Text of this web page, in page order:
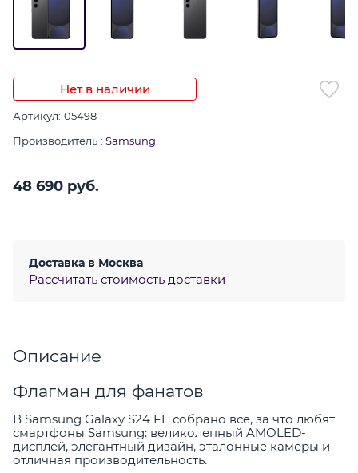
Нет в наличии
Артикул: 05498
Производитель : Samsung
48 690 руб.
Доставка в Москва
Рассчитать стоимость доставки
Описание
Флагман для фанатов
В Samsung Galaxy S24 FE собрано всё, за что любят
смартфоны Samsung: великолепный AMOLED-
дисплей, элегантный дизайн, эталонные камеры и
отличная производительность.